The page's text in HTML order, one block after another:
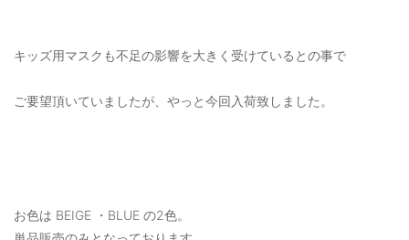
OUTLET : アウトレット
新規会員登録
キッズ用マスクも不足の影響を大きく受けているとの事で
ご要望頂いていましたが、やっと今回入荷致しました。
お色は BEIGE ・BLUE の2色。